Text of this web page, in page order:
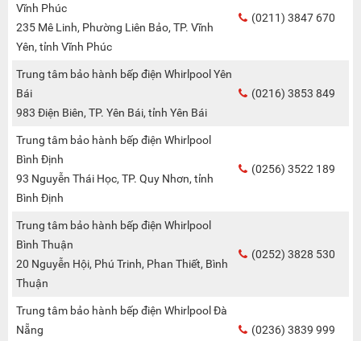
Vĩnh Phúc
235 Mê Linh, Phường Liên Bảo, TP. Vĩnh
Yên, tỉnh Vĩnh Phúc
(0211) 3847 670
Trung tâm bảo hành bếp điện Whirlpool Yên
Bái
983 Điện Biên, TP. Yên Bái, tỉnh Yên Bái
(0216) 3853 849
Trung tâm bảo hành bếp điện Whirlpool
Bình Định
93 Nguyễn Thái Học, TP. Quy Nhơn, tỉnh
Bình Định
(0256) 3522 189
Trung tâm bảo hành bếp điện Whirlpool
Bình Thuận
20 Nguyễn Hội, Phú Trinh, Phan Thiết, Bình
Thuận
(0252) 3828 530
Trung tâm bảo hành bếp điện Whirlpool Đà
Nẵng
(0236) 3839 999